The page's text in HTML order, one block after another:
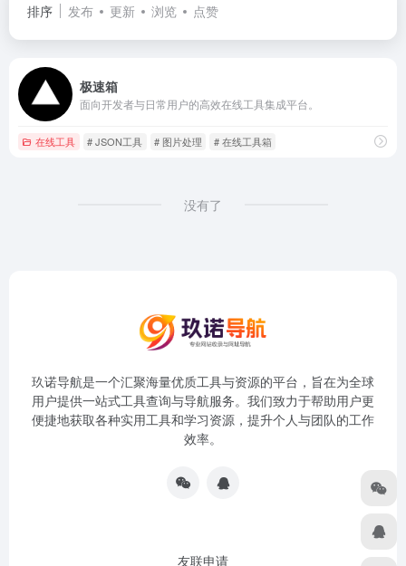
排序 发布 更新 浏览 点赞
极速箱
面向开发者与日常用户的高效在线工具集成平台。
在线工具 # JSON工具 # 图片处理 # 在线工具箱
没有了
玖诺导航是一个汇聚海量优质工具与资源的平台，旨在为全球
用户提供一站式工具查询与导航服务。我们致力于帮助用户更
便捷地获取各种实用工具和学习资源，提升个人与团队的工作
效率。
友联申请